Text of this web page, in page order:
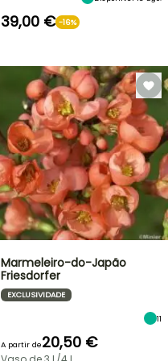
39,00 € -16%
Marmeleiro-do-Japão
Friesdorfer
EXCLUSIVIDADE
11
A partir de20,50 €